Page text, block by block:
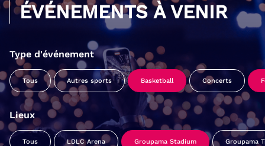
ÉVÉNEMENTS À VENIR
Type d'événement
Tous Autres sports Basketball Concerts
Lieux
Tous LDLC Arena Groupama Stadium Groupama